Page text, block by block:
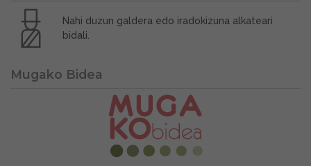
Nahi duzun galdera edo iradokizuna alkateari
bidali.
Mugako Bidea